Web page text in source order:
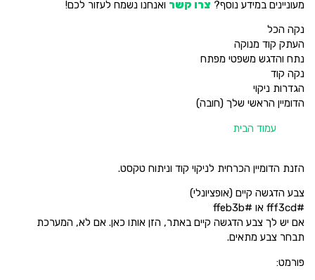
מעוניינים במידע נוסף? צרו קשר ואנחנו נשמח לעזור לכם!
נקה הכל
העתק קוד מנוקה
נתח והדגש משפטי מפתח
נקה קוד
הגדרות ניקוי
הדומיין הראשי שלך (חובה)
עמוד הבית
הזנת הדומיין הכרחית לניקוי קוד וניתוח טקסט.
צבע הדגשה קיים (אופציונלי)
#fff3cd או #ffeb3b
אם יש לך צבע הדגשה קיים באתר, הזן אותו כאן. אם לא, המערכת
תבחר צבע מתאים.
פורמט: